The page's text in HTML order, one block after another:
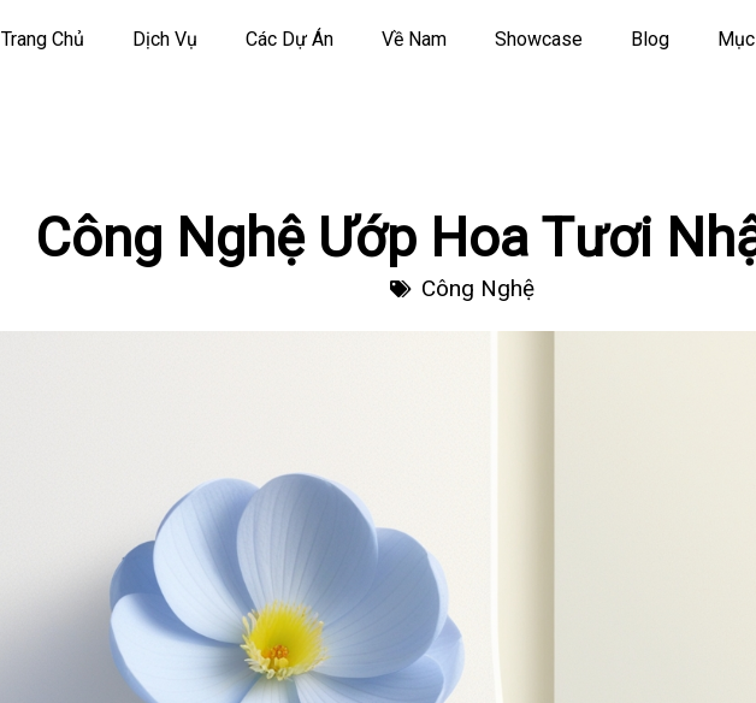
Trang Chủ Dịch Vụ Các Dự Án Về Nam Showcase Blog
Công Nghệ Ướp Hoa Tươi
Công Nghệ